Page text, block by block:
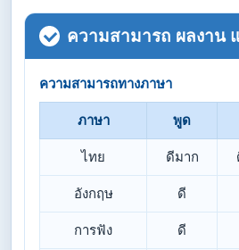
ความสามารถ ผลงาน
ความสามารถทางภาษา
ภาษา พูด
ไทย ดีมาก
อังกฤษ ดี
การฟัง ดี